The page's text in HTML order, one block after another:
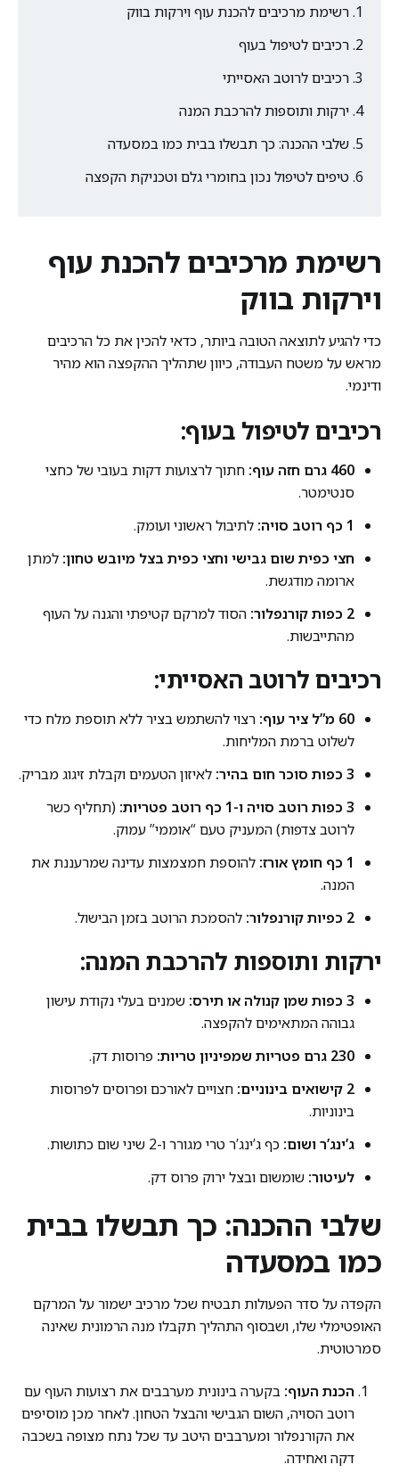
רשימת מרכיבים להכנת עוף וירקות בווק
רכיבים לטיפול בעוף
רכיבים לרוטב האסייתי
ירקות ותוספות להרכבת המנה
שלבי ההכנה: כך תבשלו בבית כמו במסעדה
טיפים לטיפול נכון בחומרי גלם וטכניקת הקפצה
רשימת מרכיבים להכנת עוף
וירקות בווק
כדי להגיע לתוצאה הטובה ביותר, כדאי להכין את כל הרכיבים
מראש על משטח העבודה, כיוון שתהליך ההקפצה הוא מהיר
ודינמי.
רכיבים לטיפול בעוף:
460 גרם חזה עוף:
חתוך לרצועות דקות בעובי של כחצי
סנטימטר.
1 כף רוטב סויה:
לתיבול ראשוני ועומק.
חצי כפית שום גבישי וחצי כפית בצל מיובש טחון: למתן
ארומה מודגשת.
2 כפות קורנפלור:
הסוד למרקם קטיפתי והגנה על העוף
מהתייבשות.
רכיבים לרוטב האסייתי:
60 מ”ל ציר עוף:
רצוי להשתמש בציר ללא תוספת מלח כדי
לשלוט ברמת המליחות.
3 כפות סוכר חום בהיר:
לאיזון הטעמים וקבלת זיגוג מבריק.
3 כפות רוטב סויה ו-1 כף רוטב פטריות:
(תחליף כשר
לרוטב צדפות) המעניק טעם “אוממי” עמוק.
1 כף חומץ אורז:
להוספת חמצמצות עדינה שמרעננת את
המנה.
2 כפיות קורנפלור:
להסמכת הרוטב בזמן הבישול.
ירקות ותוספות להרכבת המנה:
3 כפות שמן קנולה או תירס:
שמנים בעלי נקודת עישון
גבוהה המתאימים להקפצה.
230 גרם פטריות שמפיניון טריות:
פרוסות דק.
2 קישואים בינוניים:
חצויים לאורכם ופרוסים לפרוסות
בינוניות.
ג’ינג’ר ושום: כף ג’ינג’ר טרי מגורר ו-2 שיני שום כתושות.
לעיטור: שומשום ובצל ירוק פרוס דק.
שלבי ההכנה: כך תבשלו בבית
כמו במסעדה
הקפדה על סדר הפעולות תבטיח שכל מרכיב ישמור על המרקם
האופטימלי שלו, ושבסוף התהליך תקבלו מנה הרמונית שאינה
סמרטוטית.
הכנת העוף: בקערה בינונית מערבבים את רצועות העוף עם
רוטב הסויה, השום הגבישי והבצל הטחון. לאחר מכן מוסיפים
את הקורנפלור ומערבבים היטב עד שכל נתח מצופה בשכבה
דקה ואחידה.